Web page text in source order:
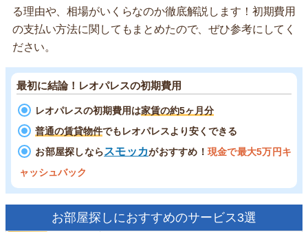
る理由や、相場がいくらなのか徹底解説します！初期費用
の支払い方法に関してもまとめたので、ぜひ参考にしてく
ださい。
最初に結論！レオパレスの初期費用
レオパレスの初期費用は家賃の約5ヶ月分
普通の賃貸物件でもレオパレスより安くできる
お部屋探しならスモッカがおすすめ！ 現金で最大5万円キ
ャッシュバック
お部屋探しにおすすめのサービス3選